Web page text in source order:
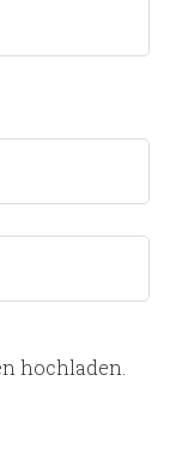
hochladen.